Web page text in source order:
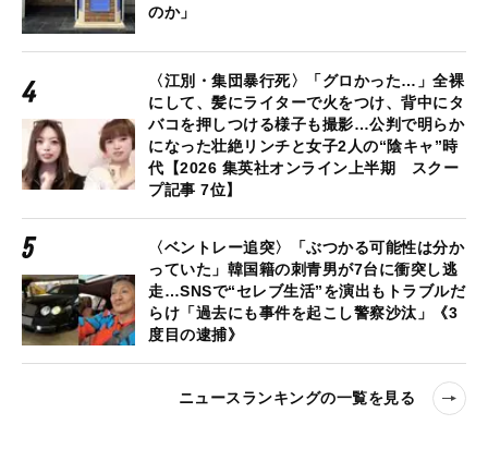
のか」
〈江別・集団暴行死〉「グロかった…」全裸
にして、髪にライターで火をつけ、背中にタ
バコを押しつける様子も撮影…公判で明らか
になった壮絶リンチと女子2人の“陰キャ”時
代【2026 集英社オンライン上半期 スクー
プ記事 7位】
〈ベントレー追突〉「ぶつかる可能性は分か
っていた」韓国籍の刺青男が7台に衝突し逃
走…SNSで“セレブ生活”を演出もトラブルだ
らけ「過去にも事件を起こし警察沙汰」《3
度目の逮捕》
ニュースランキングの一覧を見る